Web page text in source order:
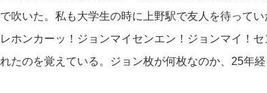
で吹いた。私も大学生の時に上野駅で友人を待って
レホンカーッ！ジョンマイセンエン！ジョンマイ！
れたのを覚えている。ジョン枚が何枚なのか、25年